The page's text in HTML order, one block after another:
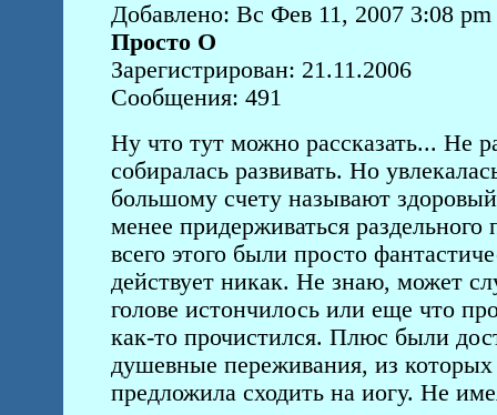
Добавлено: Вс Фев 11, 2007 3:08 pm
Просто О
Зарегистрирован: 21.11.2006
Сообщения: 491
Ну что тут можно рассказать... Не
собиралась развивать. Но
большому счету называют
менее придерживаться
всего этого были просто
действует никак. Не знаю, может
голове истончилось или еще что
как-то прочистился. Плюс были
душевные переживания, из
предложила сходить на иогу. Не